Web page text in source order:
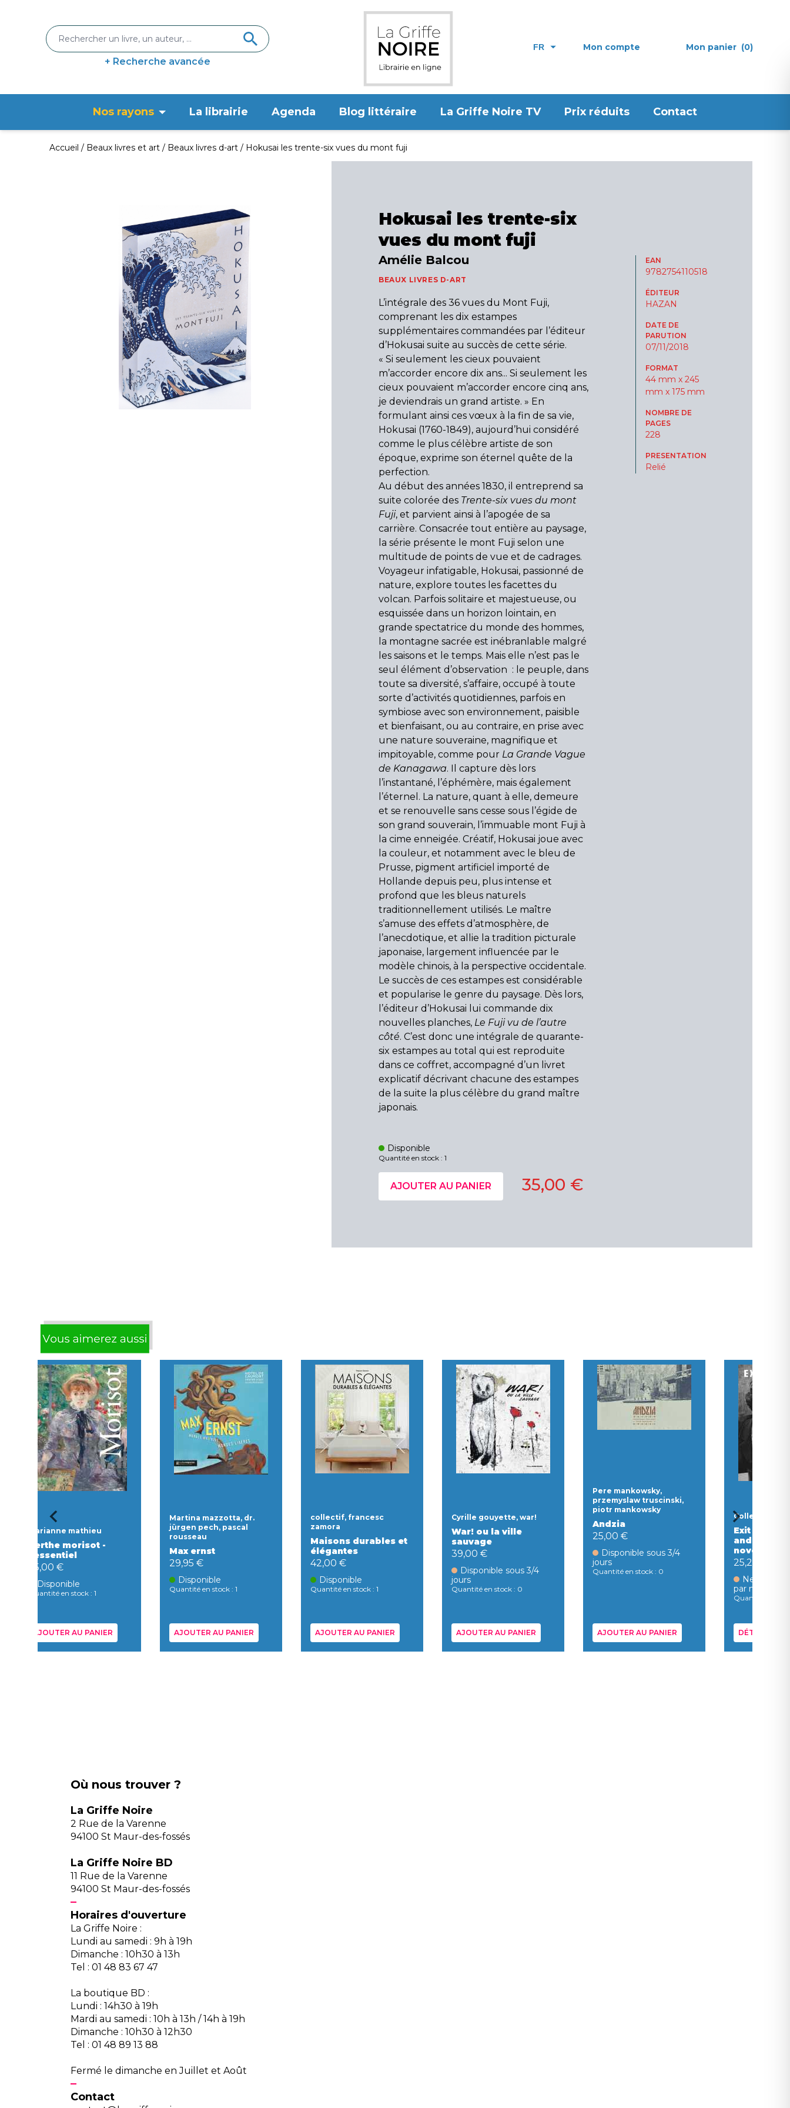
+ Recherche avancée
FR Mon compte Mon panier (0)
Nos rayons La librairie Agenda Blog littéraire La Griffe Noire TV Prix réduits Contact
Accueil Beaux livres et art Beaux livres d-art Hokusai les trente-six vues du mont fuji
Hokusai les trente-six
vues du mont fuji
Amélie Balcou
BEAUX LIVRES D-ART
L’intégrale des 36 vues du Mont Fuji,
comprenant les dix estampes
supplémentaires commandées par l’éditeur
d’Hokusai suite au succès de cette série.
« Si seulement les cieux pouvaient
m’accorder encore dix ans... Si seulement les
cieux pouvaient m’accorder encore cinq ans,
je deviendrais un grand artiste. » En
formulant ainsi ces vœux à la fin de sa vie,
Hokusai (1760-1849), aujourd’hui considéré
comme le plus célèbre artiste de son
époque, exprime son éternel quête de la
perfection.
Au début des années 1830, il entreprend sa
suite colorée des Trente-six vues du mont
Fuji, et parvient ainsi à l’apogée de sa
carrière. Consacrée tout entière au paysage,
la série présente le mont Fuji selon une
multitude de points de vue et de cadrages.
Voyageur infatigable, Hokusai, passionné de
nature, explore toutes les facettes du
volcan. Parfois solitaire et majestueuse, ou
esquissée dans un horizon lointain, en
grande spectatrice du monde des hommes,
la montagne sacrée est inébranlable malgré
les saisons et le temps. Mais elle n’est pas le
seul élément d’observation : le peuple, dans
toute sa diversité, s’affaire, occupé à toute
sorte d’activités quotidiennes, parfois en
symbiose avec son environnement, paisible
et bienfaisant, ou au contraire, en prise avec
une nature souveraine, magnifique et
impitoyable, comme pour La Grande Vague
de Kanagawa. Il capture dès lors
l’instantané, l’éphémère, mais également
l’éternel. La nature, quant à elle, demeure
et se renouvelle sans cesse sous l’égide de
son grand souverain, l’immuable mont Fuji à
la cime enneigée. Créatif, Hokusai joue avec
la couleur, et notamment avec le bleu de
Prusse, pigment artificiel importé de
Hollande depuis peu, plus intense et
profond que les bleus naturels
traditionnellement utilisés. Le maître
s’amuse des effets d’atmosphère, de
l’anecdotique, et allie la tradition picturale
japonaise, largement influencée par le
modèle chinois, à la perspective occidentale.
Le succès de ces estampes est considérable
et popularise le genre du paysage. Dès lors,
l’éditeur d’Hokusai lui commande dix
nouvelles planches, Le Fuji vu de l’autre
côté. C’est donc une intégrale de quarante-
six estampes au total qui est reproduite
dans ce coffret, accompagné d’un livret
explicatif décrivant chacune des estampes
de la suite la plus célèbre du grand maître
japonais.
Disponible
Quantité en stock : 1
EAN
9782754110518
ÉDITEUR
HAZAN
DATE DE
PARUTION
07/11/2018
FORMAT
44 mm x 245
mm x 175 mm
NOMBRE DE
PAGES
228
PRESENTATION
Relié
35,00 €
AJOUTER AU PANIER
Marianne mathieu
Berthe morisot -
l'essentiel
35,00 €
Disponible
Quantité en stock : 1
AJOUTER AU PANIER
Martina mazzotta, dr.
jürgen pech, pascal
rousseau
Max ernst
29,95 €
Disponible
Quantité en stock : 1
AJOUTER AU PANIER
collectif, francesc
zamora
Maisons durables et
élégantes
42,00 €
Disponible
Quantité en stock : 1
AJOUTER AU PANIER
Cyrille gouyette, war!
War! ou la ville
sauvage
39,00 €
Disponible sous 3/4
jours
Quantité en stock : 0
AJOUTER AU PANIER
Pere mankowsky,
przemyslaw truscinski,
piotr mankowsky
Andzia
25,00 €
Disponible sous 3/4
jours
Quantité en stock : 0
AJOUTER AU PANIER
Collectif
Exit n 80
and
novembre
25,24 €
Ne sera
par nous
Quantité en
DÉTAILS
Où nous trouver ?
La Griffe Noire
2 Rue de la Varenne
94100 St Maur-des-fossés
La Griffe Noire BD
11 Rue de la Varenne
94100 St Maur-des-fossés
Horaires d'ouverture
La Griffe Noire :
Lundi au samedi : 9h à 19h
Dimanche : 10h30 à 13h
Tel : 01 48 83 67 47
La boutique BD :
Lundi : 14h30 à 19h
Mardi au samedi : 10h à 13h / 14h à 19h
Dimanche : 10h30 à 12h30
Tel : 01 48 89 13 88
Fermé le dimanche en Juillet et Août
Contact